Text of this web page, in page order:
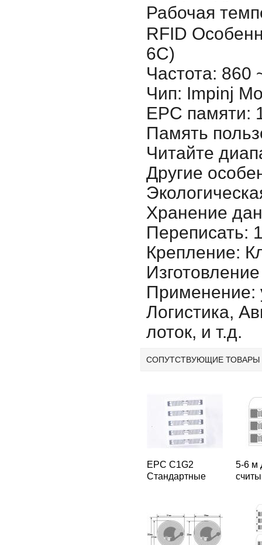
Рабочая
RFID
6C)
Частота: 860
Чип: Impinj
EPC памяти:
Память
Читайте
Другие
Хранение
Переписать:
Крепление:
Применение:
Логистика,
лоток, и т.д.
СОПУТСТВУЮЩИЕ ТОВАРЫ
EPC C1G2
Стандартные
RFID-тегов
5-6 м